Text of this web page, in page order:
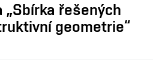
„Sbírka řešených
geometrie“